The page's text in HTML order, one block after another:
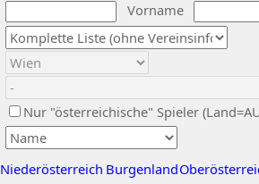
Vorname
Nur "österreichische" Spieler
Niederösterreich Burgenland